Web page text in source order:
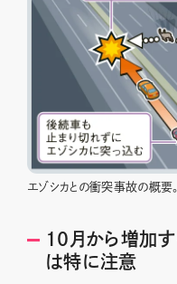
エゾシカとの衝突事故の概要。
10月から増加す
は特に注意